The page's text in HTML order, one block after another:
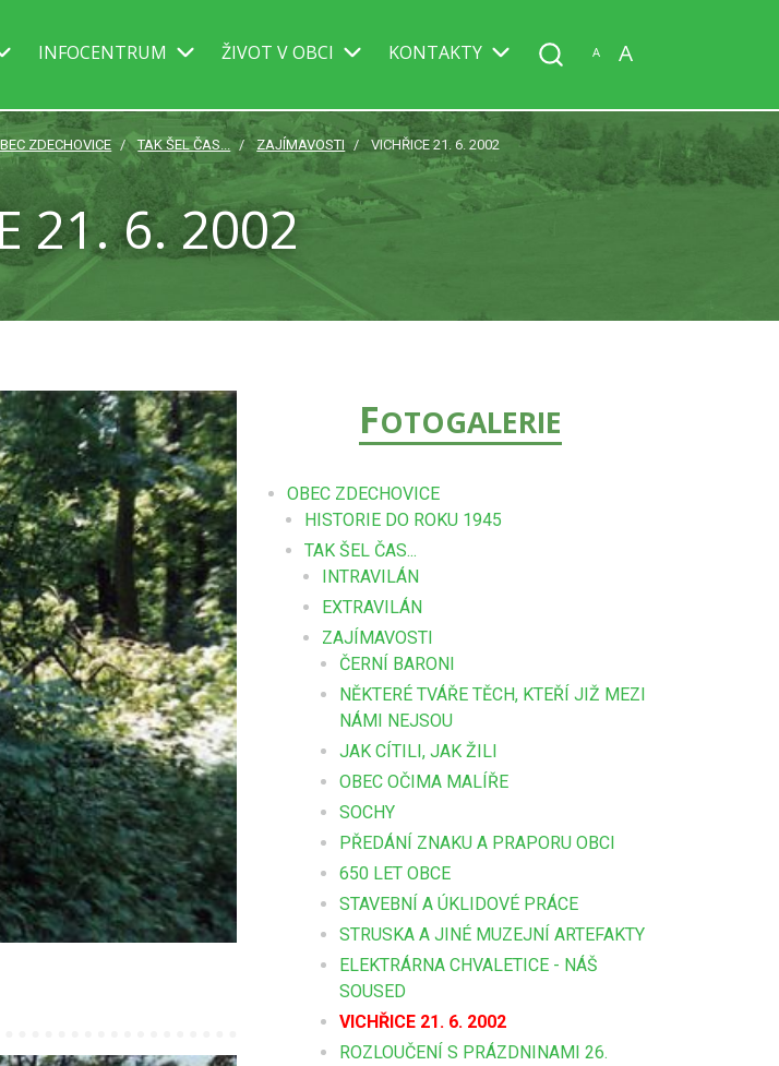
INFOCENTRUM ŽIVOT V OBCI KONTAKTY A A
ZDECHOVICE TAK ŠEL ČAS... ZAJÍMAVOSTI VICHŘICE 21. 6. 2002
21. 6. 2002
FOTOGALERIE
OBEC ZDECHOVICE
HISTORIE DO ROKU 1945
TAK ŠEL ČAS...
INTRAVILÁN
EXTRAVILÁN
ZAJÍMAVOSTI
ČERNÍ BARONI
NĚKTERÉ TVÁŘE TĚCH, KTEŘÍ JIŽ MEZI
NÁMI NEJSOU
JAK CÍTILI, JAK ŽILI
OBEC OČIMA MALÍŘE
SOCHY
PŘEDÁNÍ ZNAKU A PRAPORU OBCI
650 LET OBCE
STAVEBNÍ A ÚKLIDOVÉ PRÁCE
STRUSKA A JINÉ MUZEJNÍ ARTEFAKTY
ELEKTRÁRNA CHVALETICE - NÁŠ
SOUSED
VICHŘICE 21. 6. 2002
ROZLOUČENÍ S PRÁZDNINAMI 26.